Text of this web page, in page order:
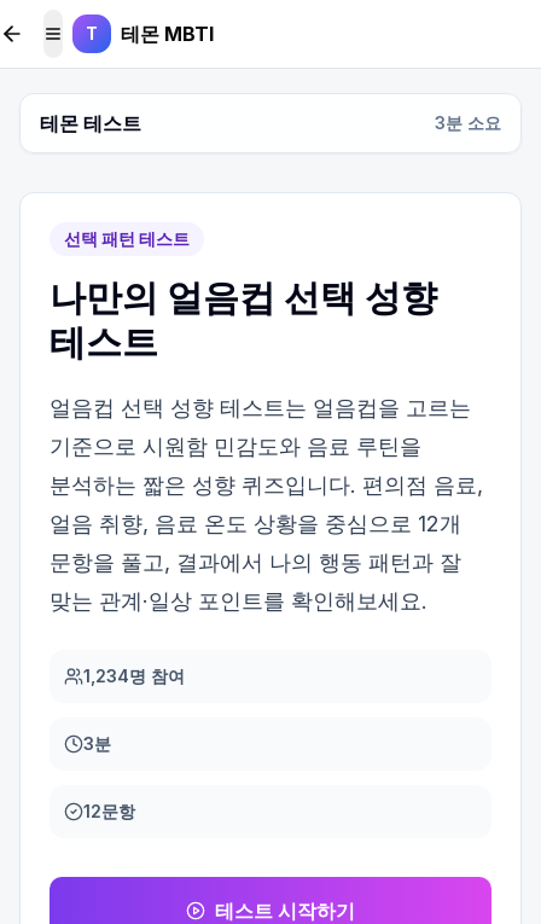
본문 바로가기
메뉴 토글
T 테몬 MBTI
테몬 테스트 3분 소요
선택 패턴 테스트
나만의 얼음컵 선택 성향
테스트
얼음컵 선택 성향 테스트는 얼음컵을 고르는
기준으로 시원함 민감도와 음료 루틴을
분석하는 짧은 성향 퀴즈입니다. 편의점 음료,
얼음 취향, 음료 온도 상황을 중심으로 12개
문항을 풀고, 결과에서 나의 행동 패턴과 잘
맞는 관계·일상 포인트를 확인해보세요.
1,234명 참여
3분
12문항
테스트 시작하기